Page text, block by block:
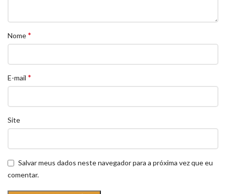
Nome*
E-mail *
Site
Salvar meus dados neste navegador para a próxima vez que eu
comentar.